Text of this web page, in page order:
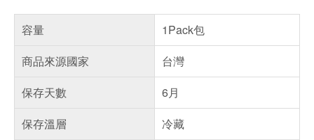
容量
1Pack包
商品來源國家
台灣
保存天數
6月
保存溫層
冷藏